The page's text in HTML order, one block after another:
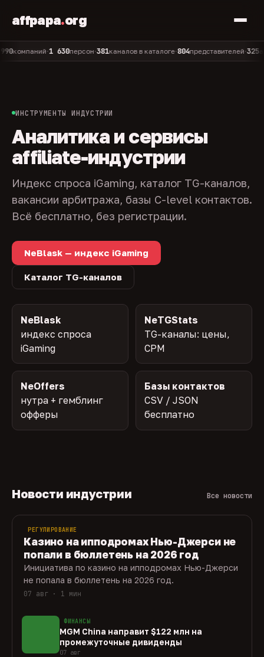
affpapa.org
•1 630персон•381каналов в каталоге•804представителей•325
ИНСТРУМЕНТЫ ИНДУСТРИИ
Аналитика и сервисы
affiliate-индустрии
Индекс спроса iGaming, каталог TG-каналов,
вакансии арбитража, базы C-level контактов.
Всё бесплатно, без регистрации.
NeBlask — индекс iGaming
Каталог TG-каналов
NeBlask
индекс спроса
iGaming
NeTGStats
TG-каналы: цены,
CPM
NeOffers
нутра + гемблинг
офферы
Базы контактов
CSV / JSON
бесплатно
Новости индустрии Все новости
РЕГУЛИРОВАНИЕ
Казино на ипподромах Нью-Джерси не
попали в бюллетень на 2026 год
Инициатива по казино на ипподромах Нью-Джерси
не попала в бюллетень на 2026 год.
07 авг · 1 мин
ФИНАНСЫ
MGM China направит $122 млн на
промежуточные дивиденды
07 авг